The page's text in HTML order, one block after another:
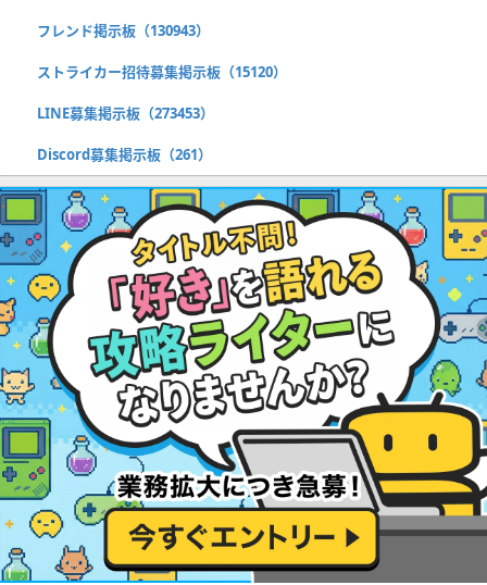
フレンド掲示板（130943）
ストライカー招待募集掲示板（15120）
LINE募集掲示板（273453）
Discord募集掲示板（261）